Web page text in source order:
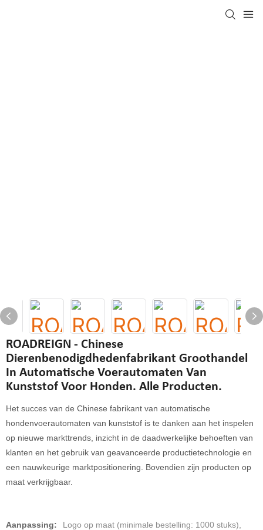
ROADREIGN - Chinese
Dierenbenodigdhedenfabrikant Groothandel
In Automatische Voerautomaten Van
Kunststof Voor Honden. Alle Producten.
Het succes van de Chinese fabrikant van automatische
hondenvoerautomaten van kunststof is te danken aan het inspelen
op nieuwe markttrends, inzicht in de daadwerkelijke behoeften van
klanten en het gebruik van geavanceerde productietechnologie en
een nauwkeurige marktpositionering. Bovendien zijn producten op
maat verkrijgbaar.
Aanpassing:
Logo op maat (minimale bestelling: 1000 stuks),